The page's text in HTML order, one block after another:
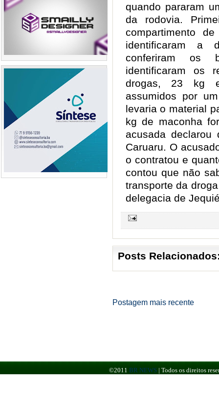
quando pararam
da rodovia.
compartimento
identificaram a
conferiram os
identificaram os
drogas, 23 kg
assumidos por
levaria o material
kg de maconha
acusada
Caruaru. O
o contratou e
contou que não
transporte da
delegacia de
Posts
Postagem mais recente
©2011 BR NEWS | Todos os direitos